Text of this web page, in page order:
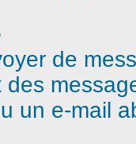
de
un e-mail